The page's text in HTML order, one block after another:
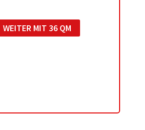
WEITER MIT 36 QM